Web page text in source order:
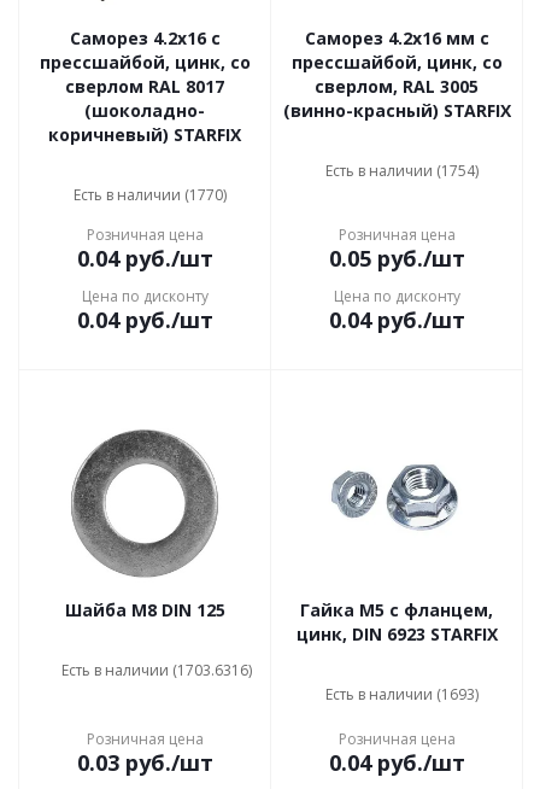
Саморез 4.2x16 с
прессшайбой, цинк, со
сверлом RAL 8017
(шоколадно-
коричневый) STARFIX
Есть в наличии (1770)
Розничная цена
0.04руб./шт
Цена по дисконту
0.04руб./шт
Саморез 4.2х16 мм с
прессшайбой, цинк, со
сверлом, RAL 3005
(винно-красный) STARFIX
Есть в наличии (1754)
Розничная цена
0.05руб./шт
Цена по дисконту
0.04руб./шт
Шайба М8 DIN 125
Есть в наличии (1703.6316)
Розничная цена
0.03руб./шт
Гайка М5 с фланцем,
цинк, DIN 6923 STARFIX
Есть в наличии (1693)
Розничная цена
0.04руб./шт